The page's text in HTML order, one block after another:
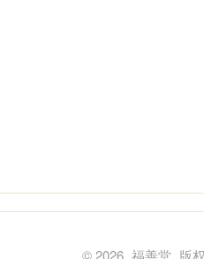
© 2026 福善堂 版